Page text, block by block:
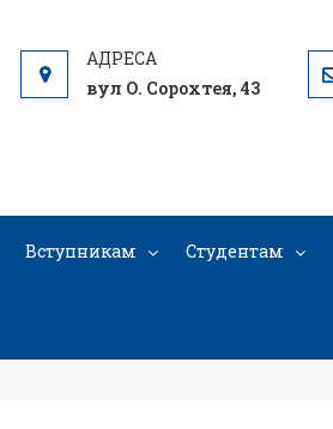
вул О. Сорохтея, 43
Вступникам Студентам